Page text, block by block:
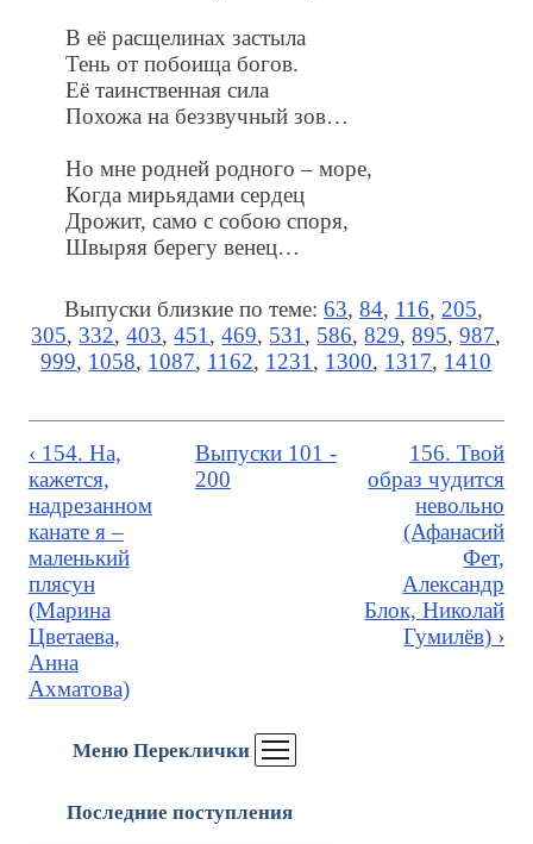
Меню Переклички
Последние поступления
В её расщелинах застыла
Тень от побоища богов.
Её таинственная сила
Похожа на беззвучный зов…
Но мне родней родного – море,
Когда мирьядами сердец
Дрожит, само с собою споря,
Швыряя берегу венец…
Выпуски близкие по теме: 63, 84, 116, 205,
305, 332,403,451,469, 531, 586,829,895,987,
999, 1058, 1087, 1162, 1231, 1300, 1317, 1410
‹ 154. На,
кажется,
надрезанном
канате я –
маленький
плясун
(Марина
Цветаева,
Анна
Ахматова)
Выпуски 101 -
200
156. Твой
образ чудится
невольно
(Афанасий
Фет,
Александр
Блок, Николай
Гумилёв) ›